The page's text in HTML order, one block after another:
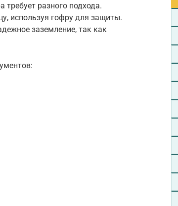
разного подхода.
используя гофру для защиты.
заземление, так как